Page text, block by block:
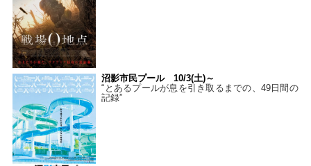
沼影市民プール 10/3(土)～
“とあるプールが息を引き取るまでの、49日間の
記録”